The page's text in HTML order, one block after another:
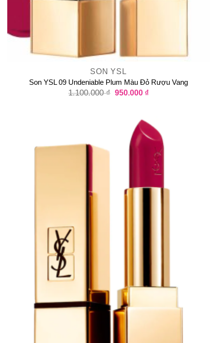
SON YSL
Son YSL 09 Undeniable Plum Màu Đỏ Rượu Vang
1.100.000₫ 950.000 ₫